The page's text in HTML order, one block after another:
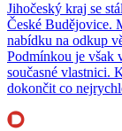
Jihočeský kraj se
České Budějovice.
nabídku na odkup
Podmínkou je však
současné vlastnici.
dokončit co